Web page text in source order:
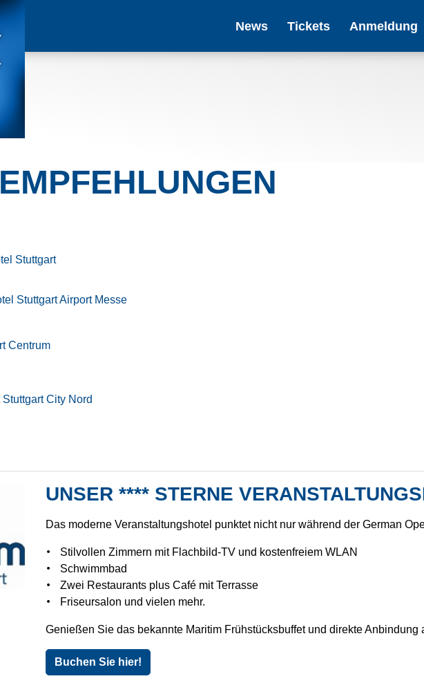
News Tickets Anmeldung
Stuttgart
Stuttgart Airport Messe
Centrum
Stuttgart City Nord
UNSER **** STERNE
Das moderne Veranstaltungshotel punktet nicht nur während der German
Stilvollen Zimmern mit Flachbild-TV und kostenfreiem WLAN
Schwimmbad
Zwei Restaurants plus Café mit Terrasse
Friseursalon und vielen mehr.
Genießen Sie das bekannte Maritim Frühstücksbuffet und direkte Anbindung
Buchen Sie hier!